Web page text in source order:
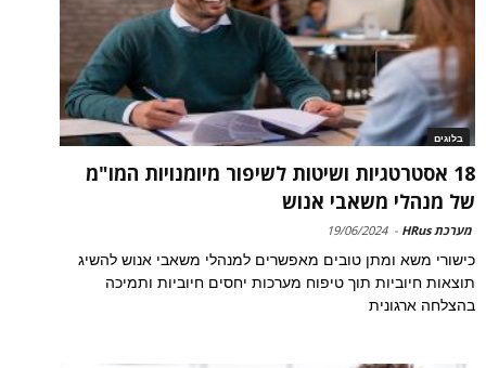
בלוגים
18 אסטרטגיות ושיטות לשיפור מיומנויות המו"מ
של מנהלי משאבי אנוש
מערכת HRus -
19/06/2024
כישורי משא ומתן טובים מאפשרים למנהלי משאבי אנוש להשיג
תוצאות חיוביות תוך טיפוח מערכות יחסים חיוביות ותמיכה
בהצלחה ארגונית